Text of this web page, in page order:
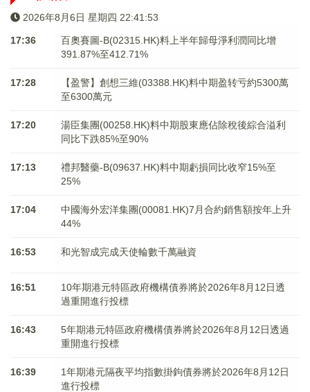
2026年8月6日 星期四 22:41:53
17:36
百奧賽圖-B(02315.HK)料上半年歸母淨利潤同比增
391.87%至412.71%
17:28
【盈警】創想三維(03388.HK)料中期盈转亏約5300萬
至6300萬元
17:20
湯臣集團(00258.HK)料中期股東應佔除稅後綜合溢利
同比下跌85%至90%
17:13
禮邦醫藥-B(09637.HK)料中期虧損同比收窄15%至
25%
17:04
中國海外宏洋集團(00081.HK)7月合約銷售額按年上升
44%
16:53 和光智成完成天使輪數千萬融資
16:51
10年期港元特區政府機構債券將於2026年8月12日透
過重開進行投標
16:43
5年期港元特區政府機構債券將於2026年8月12日透過
重開進行投標
16:39
1年期港元隔夜平均指數掛鉤債券將於2026年8月12日
進行投標